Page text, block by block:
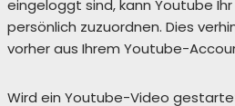
eingeloggt sind, kann Youtube
persönlich zuzuordnen. Dies
vorher aus Ihrem Youtube-
Wird ein Youtube-Video